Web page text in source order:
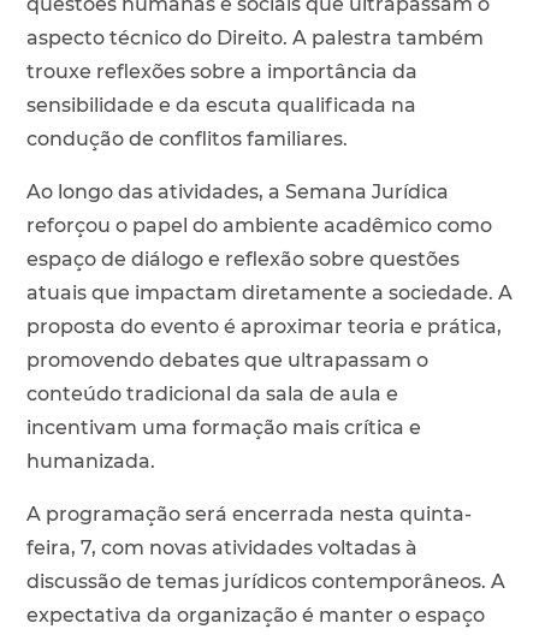
aspecto técnico do Direito. A palestra também
trouxe reflexões sobre a importância da
sensibilidade e da escuta qualificada na
condução de conflitos familiares.
Ao longo das atividades, a Semana Jurídica
reforçou o papel do ambiente acadêmico como
espaço de diálogo e reflexão sobre questões
atuais que impactam diretamente a sociedade. A
proposta do evento é aproximar teoria e prática,
promovendo debates que ultrapassam o
conteúdo tradicional da sala de aula e
incentivam uma formação mais crítica e
humanizada.
A programação será encerrada nesta quinta-
feira, 7, com novas atividades voltadas à
discussão de temas jurídicos contemporâneos. A
expectativa da organização é manter o espaço